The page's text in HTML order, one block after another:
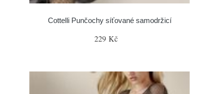
Cottelli Punčochy síťované samodržicí
229 Kč